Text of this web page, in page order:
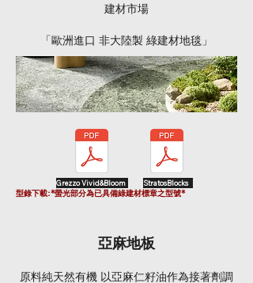
建材市場
「歐洲進口 非大陸製 綠建材地毯」
Grezzo Vivid&Bloom StratosBlocks
型錄下載:*螢光部分為已具備綠建材標章之型號*
亞麻地板
原料純天然有機 以亞麻仁籽油作為接著劑調